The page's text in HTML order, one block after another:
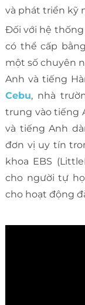
và phát triển kỹ
Đối với hệ thống
có thể cấp
một số chuyên
Anh và tiếng
Cebu, nhà
trung vào tiếng
và tiếng Anh
đơn vị uy tín
khoa EBS
cho người tự
cho hoạt động